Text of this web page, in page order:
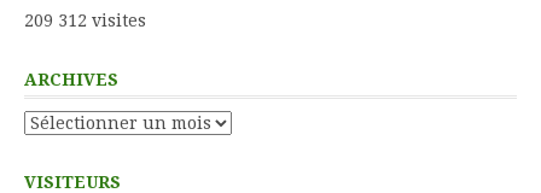
209 312 visites
ARCHIVES
Archives
VISITEURS